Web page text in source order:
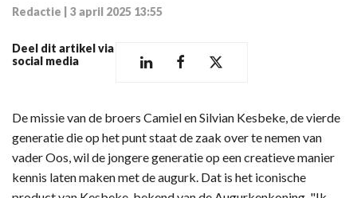
Redactie 3 april 2025 13:55
Deel dit artikel via
social media
De missie van de broers Camiel en Silvian Kesbeke, de vierde
generatie die op het punt staat de zaak over te nemen van
vader Oos, wil de jongere generatie op een creatieve manier
kennis laten maken met de augurk. Dat is het iconische